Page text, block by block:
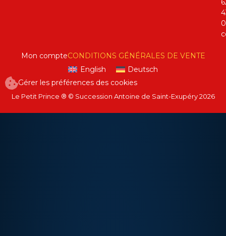
Mon compteCONDITIONS GÉNÉRALES DE VENTE
English
Deutsch
Gérer les préférences des cookies
Le Petit Prince ® © Succession Antoine de Saint-Exupéry 2026